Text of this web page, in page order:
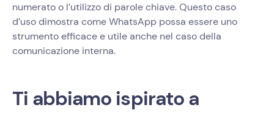
numerato o l’utilizzo di parole chiave. Questo caso
d’uso dimostra come WhatsApp possa essere uno
strumento efficace e utile anche nel caso della
comunicazione interna.
Ti abbiamo ispirato a